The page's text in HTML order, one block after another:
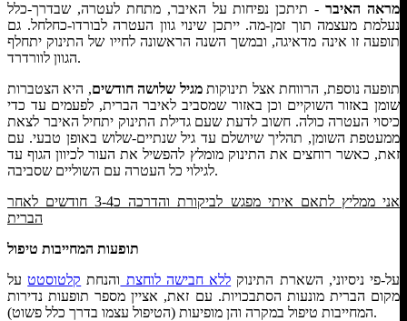
מראה האיבר- תיתכן נפיחות על האיבר, מתחת לעטרה, שבדרך-כלל
נעלמת מעצמה תוך זמן-מה. ייתכן שינוי גוון העטרה לבורדו-כחלחל. גם
תופעה זו אינה מדאיגה, ובמשך השנה הראשונה לחייו של התינוק יתחלף
הגוון לוורדרד.
תופעה נוספת, הרווחת אצל תינוקותמגיל שלושה חודשים, היא הצטברות
שומן באזור השוקיים וכן באזור שמסביב לאיבר הברית, לפעמים עד כדי
כיסוי העטרה כולה. חשוב לדעת שעם גדילת התינוק יתחיל האיבר לצאת
ממעטפת השומן, תהליך שיושלם עד גיל שנתיים-שלוש באופן טבעי. עם
זאת, כאשר רוחצים את התינוק מומלץ להפשיל את העור לכיוון הגוף עד
לגילוי כל העטרה עם השוליים שסביבה.
אני ממליץ לתאם איתי מפגש לביקורת והדרכה כ3-4 חודשים לאחר
הברית
תופעות המחייבות טיפול
על-פי ניסיוני, השארת התינוק ללא חבישה לוחצת והנחת קלטוסטטעל
מקום הברית מונעות הסתבכויות. עם זאת, אציין מספר תופעות נדירות
המחייבות טיפול במקרה והן מופיעות (הטיפול עצמו בדרך כלל פשוט).